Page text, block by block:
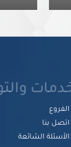
الفروع
اتصل بنا
الأسئلة الشائعة